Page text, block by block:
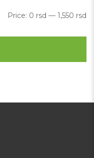
Price: 0 rsd — 1,550 rsd